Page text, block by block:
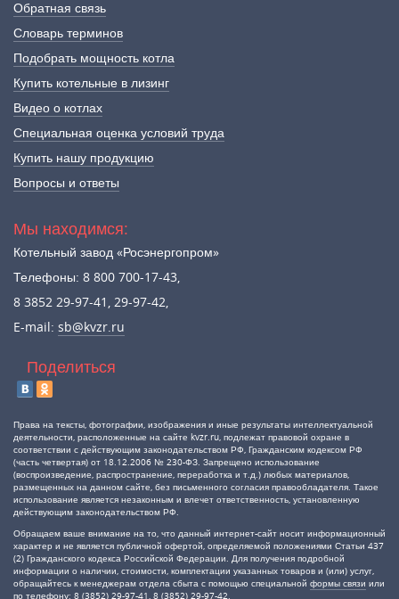
Обратная связь
Словарь терминов
Подобрать мощность котла
Купить котельные в лизинг
Видео о котлах
Специальная оценка условий труда
Купить нашу продукцию
Вопросы и ответы
Мы находимся:
Котельный завод «Росэнергопром»
Телефоны: 8 800 700-17-43,
8 3852 29-97-41, 29-97-42,
E-mail: sb@kvzr.ru
Поделиться
Права на тексты, фотографии, изображения и иные результаты интеллектуальной
деятельности, расположенные на сайте kvzr.ru, подлежат правовой охране в
соответствии с действующим законодательством РФ, Гражданским кодексом РФ
(часть четвертая) от 18.12.2006 № 230-ФЗ. Запрещено использование
(воспроизведение, распространение, переработка и т.д.) любых материалов,
размещенных на данном сайте, без письменного согласия правообладателя. Такое
использование является незаконным и влечет ответственность, установленную
действующим законодательством РФ.
Обращаем ваше внимание на то, что данный интернет-сайт носит информационный
характер и не является публичной офертой, определяемой положениями Статьи 437
(2) Гражданского кодекса Российской Федерации. Для получения подробной
информации о наличии, стоимости, комплектации указанных товаров и (или) услуг,
обращайтесь к менеджерам отдела сбыта с помощью специальной формы связи или
по телефону: 8 (3852) 29-97-41, 8 (3852) 29-97-42.